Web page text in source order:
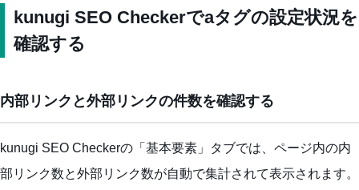
kunugi SEO Checkerでaタグの設定状況を
確認する
内部リンクと外部リンクの件数を確認する
kunugi SEO Checkerの「基本要素」タブでは、ページ内の内
部リンク数と外部リンク数が自動で集計されて表示されます。